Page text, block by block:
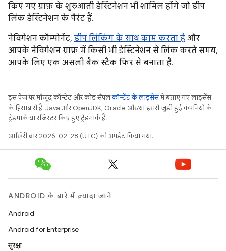
किए गए ग्राफ़ के शुरुआती डेस्टिनेशन भी शामिल होंगे जो डीप
लिंक डेस्टिनेशन के पैरंट हैं.
नेविगेशन कॉम्पोनेंट, डीप लिंकिंग के साथ काम करता है और
आपके नेविगेशन ग्राफ़ में किसी भी डेस्टिनेशन से लिंक करते समय,
आपके लिए एक असली बैक स्टैक फिर से बनाता है.
इस पेज पर मौजूद कॉन्टेंट और कोड सैंपलकॉन्टेंट के लाइसेंसमें बताए गए लाइसेंस
के हिसाब से हैं. Java और OpenJDK, Oracle और/या इससे जुड़ी हुई कंपनियों के
ट्रेडमार्क या रजिस्टर किए हुए ट्रेडमार्क हैं.
आखिरी बार 2026-02-28 (UTC) को अपडेट किया गया.
ANDROID के बारे में ज़्यादा जानें
Android
Android for Enterprise
सुरक्षा